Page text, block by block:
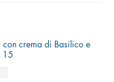
con crema di Basilico e
15